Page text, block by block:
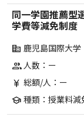
同一学園推薦型
学費等減免制度
corporate_fare 鹿児島国際大学
group人数：ー
currency_yen 総額/人：ー
school 種類：授業料減